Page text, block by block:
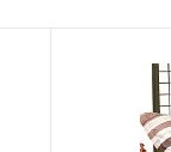
Купить в